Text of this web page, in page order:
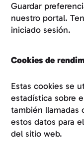
Guardar
nuestro portal.
iniciado sesión.
Cookies de
Estas cookies se
estadística sobre
también llamadas
estos datos para
del sitio web.